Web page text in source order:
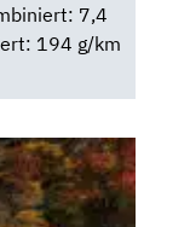
7,4
194 g/km